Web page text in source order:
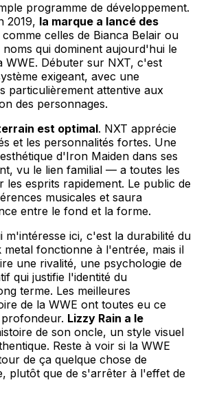
programme de développement.
2019, la marque a lancé des
comme celles de Bianca Belair ou
qui dominent aujourd'hui le
WWE. Débuter sur NXT, c'est
exigeant, avec une
particulièrement attentive aux
des personnages.
est optimal. NXT apprécie
et les personnalités fortes. Une
d'Iron Maiden dans ses
vu le lien familial — a toutes les
esprits rapidement. Le public de
musicales et saura
entre le fond et la forme.
m'intéresse ici, c'est la durabilité du
metal fonctionne à l'entrée, mais il
une rivalité, une psychologie de
qui justifie l'identité du
terme. Les meilleures
de la WWE ont toutes eu ce
Lizzy Rain a le
de son oncle, un style visuel
Reste à voir si la WWE
de ça quelque chose de
plutôt que de s'arrêter à l'effet de